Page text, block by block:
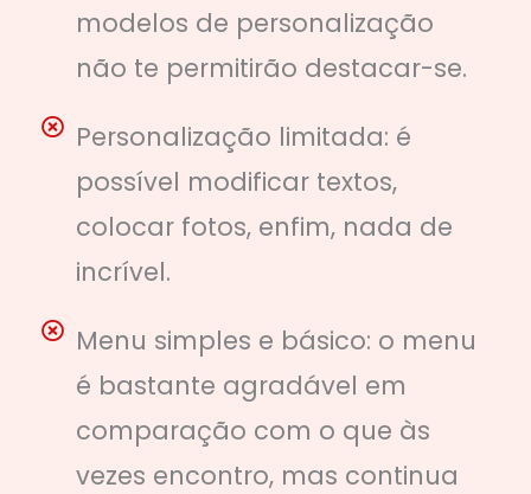
modelos de personalização
não te permitirão destacar-se.
Personalização limitada: é
possível modificar textos,
colocar fotos, enfim, nada de
incrível.
Menu simples e básico: o menu
é bastante agradável em
comparação com o que às
vezes encontro, mas continua